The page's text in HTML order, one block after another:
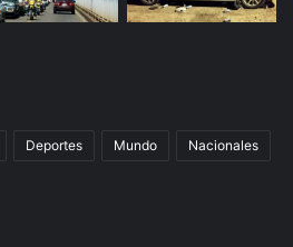
Deportes Mundo Nacionales